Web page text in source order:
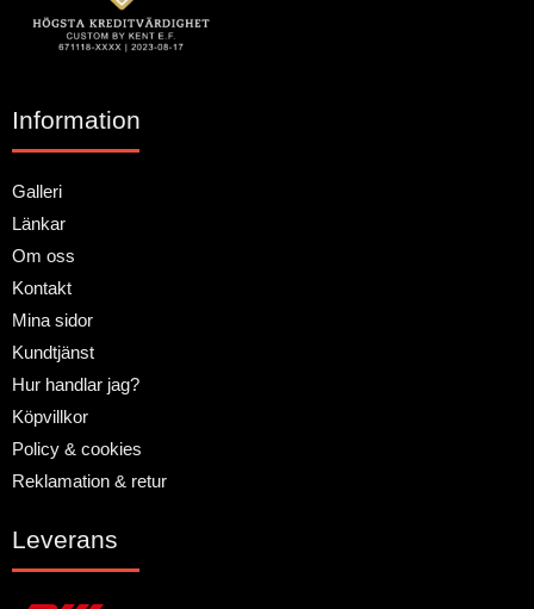
Information
Galleri
Länkar
Om oss
Kontakt
Mina sidor
Kundtjänst
Hur handlar jag?
Köpvillkor
Policy & cookies
Reklamation & retur
Leverans